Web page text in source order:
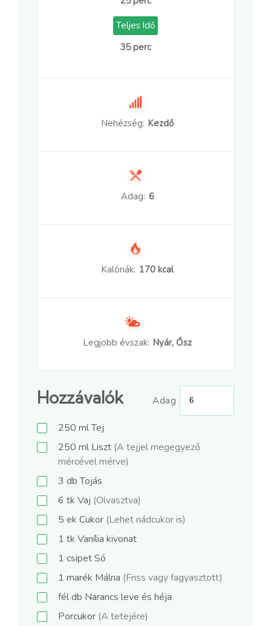
Teljes Idő
35 perc
Nehézség: Kezdő
Adag: 6
Kalóriák: 170 kcal
Legjobb évszak: Nyár, Ősz
Hozzávalók Adag
250 mlTej
250 ml Liszt (A tejjel megegyező
mércével mérve)
3 dbTojás
6 tk Vaj (Olvasztva)
5 ek Cukor (Lehet nádcukor is)
1 tk Vanília kivonat
1 csipetSó
1 marék Málna (Friss vagy fagyasztott)
féldb Narancs leve és héja
Porcukor (A tetejére)